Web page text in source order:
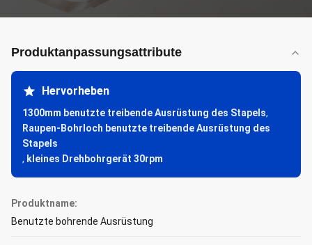
Produktanpassungsattribute
Hervorheben
1300mm benutzte treibende Ausrüstung des Stapels,
Raupen-Bohrloch benutzte treibende Ausrüstung des
Stapels
, kleines Drehbohrgerät 30rpm
Produktname:
Benutzte bohrende Ausrüstung